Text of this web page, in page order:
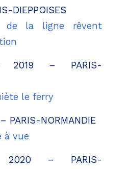
DIEPPOISES
de la ligne rêvent
2019 – PARIS-
le ferry
PARIS-NORMANDIE
à vue
– PARIS-